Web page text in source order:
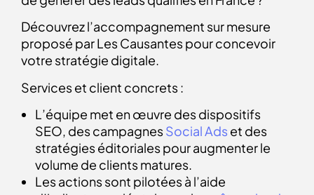
Découvrez l’accompagnement sur mesure
proposé par Les Causantes pour concevoir
votre stratégie digitale.
Services et client concrets :
L’équipe met en œuvre des dispositifs
SEO, des campagnesSocial Ads et des
stratégies éditoriales pour augmenter le
volume de clients matures.
Les actions sont pilotées à l’aide